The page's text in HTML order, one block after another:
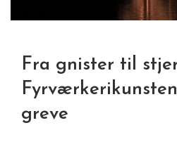
Fra gnister til
greve